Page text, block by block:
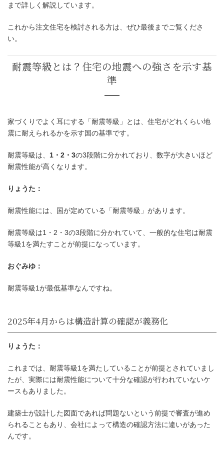
まで詳しく解説しています。
これから注文住宅を検討される方は、ぜひ最後までご覧くださ
い。
耐震等級とは？住宅の地震への強さ
家づくりでよく耳にする「耐震等級」とは、住宅がどれくらい地
震に耐えられるかを示す国の基準です。
耐震等級は、 1・2・3の3段階に分かれており、数字が大きいほど
耐震性能が高くなります。
りょうた：
耐震性能には、国が定めている「耐震等級」があります。
耐震等級は1・2・3の3段階に分かれていて、一般的な住宅は耐震
等級1を満たすことが前提になっています。
おぐみゆ：
耐震等級1が最低基準なんですね。
りょうた：
これまでは、耐震等級1を満たしていることが前提とされていまし
たが、実際には耐震性能について十分な確認が行われていないケ
ースもありました。
建築士が設計した図面であれば問題ないという前提で審査が進め
られることもあり、会社によって構造の確認方法に違いがあった
んです。